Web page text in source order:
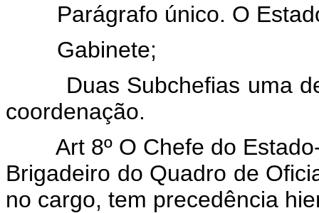
Parágrafo único. O
Gabinete;
Duas Subchefias uma de
coordenação.
Art 8º O Chefe do Estado-
Brigadeiro do Quadro de
no cargo, tem precedência